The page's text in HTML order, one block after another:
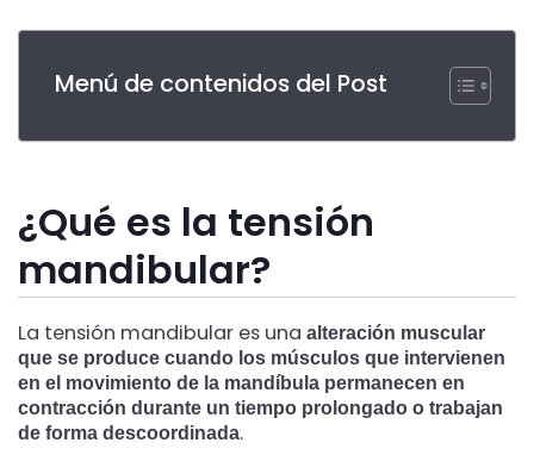
Menú de contenidos del Post
¿Qué es la tensión
mandibular?
La tensión mandibular es una alteración muscular
que se produce cuando los músculos que intervienen
en el movimiento de la mandíbula permanecen en
contracción durante un tiempo prolongado o trabajan
de forma descoordinada.